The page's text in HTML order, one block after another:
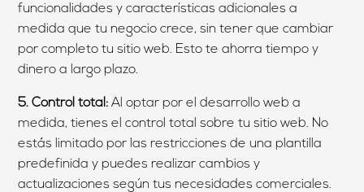
funcionalidades y características adicionales a
medida que tu negocio crece, sin tener que cambiar
por completo tu sitio web. Esto te ahorra tiempo y
dinero a largo plazo.
5. Control total: Al optar por el desarrollo web a
medida, tienes el control total sobre tu sitio web. No
estás limitado por las restricciones de una plantilla
predefinida y puedes realizar cambios y
actualizaciones según tus necesidades comerciales.